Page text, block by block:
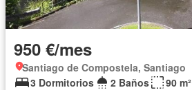
950 €/mes
Santiago de Compostela, Santiago
3 Dormitorios
2 Baños
90 m²